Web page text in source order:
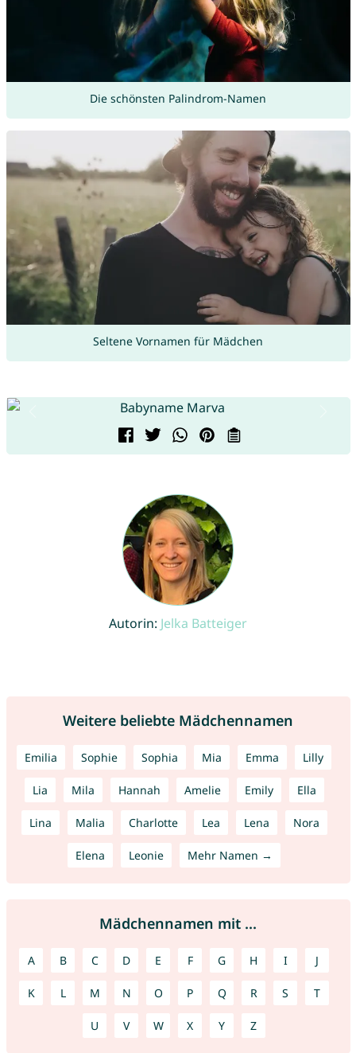
Die schönsten Palindrom-Namen
Seltene Vornamen für Mädchen
Autorin: Jelka Batteiger
Weitere beliebte Mädchennamen
Emilia Sophie Sophia Mia Emma Lilly
Lia Mila Hannah Amelie Emily Ella
Lina Malia Charlotte Lea Lena Nora
Elena Leonie Mehr Namen →
Mädchennamen mit ...
A B C D E F G H I J
K L M N O P Q R S T
U V W X Y Z